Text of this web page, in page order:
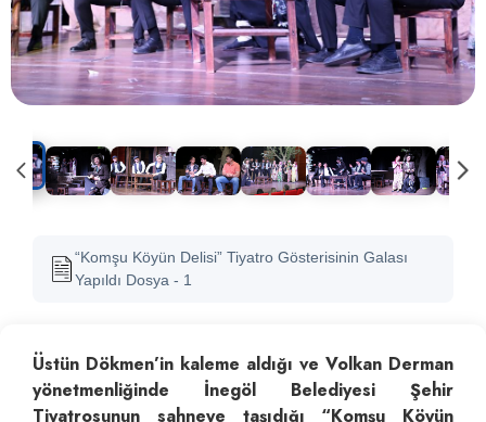
“Komşu Köyün Delisi” Tiyatro Gösterisinin Galası
Yapıldı Dosya - 1
Üstün Dökmen’in kaleme aldığı ve Volkan Derman
yönetmenliğinde İnegöl Belediyesi Şehir
Tiyatrosunun sahneye taşıdığı “Komşu Köyün